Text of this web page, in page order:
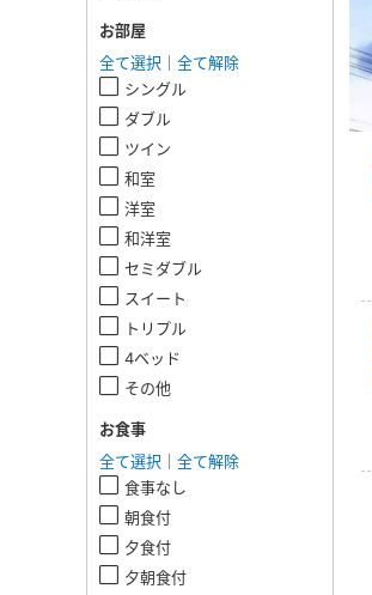
お部屋
全て選択
全て解除
シングル
ダブル
ツイン
和室
洋室
和洋室
セミダブル
スイート
トリプル
4ベッド
その他
お食事
全て選択
全て解除
食事なし
朝食付
夕食付
夕朝食付